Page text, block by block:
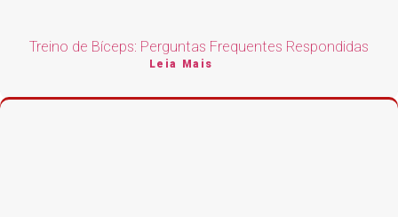
Treino de Bíceps: Perguntas Frequentes Respondidas
Leia Mais